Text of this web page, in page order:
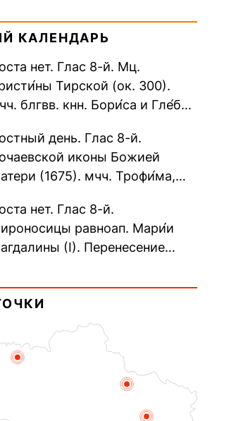
КАЛЕНДАРЬ
нет. Глас 8-й. Мц.
Тирской (ок. 300).
блгвв. кнн. Бори́са и Гле́ба,
(1015). Прп....
день. Глас 8-й.
иконы Божией
(1675). мчч. Трофи́ма,
(284–305). прав.
Фео́дора...
нет. Глас 8-й.
равноап. Мари́и
(I). Перенесение
(403–404). Прп.